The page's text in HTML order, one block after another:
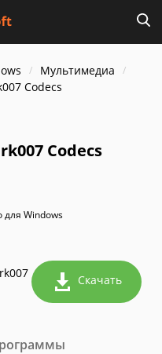
Мультимедиа
Codecs
Codecs
для Windows
Скачать